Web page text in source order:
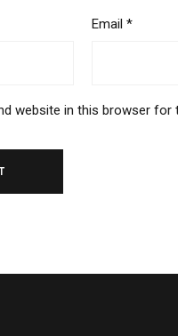
Email *
website in this browser